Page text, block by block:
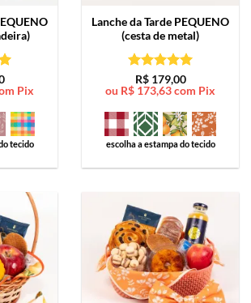
5
Pix
tecido
Lanche da Tarde PEQUENO
(cesta de metal)
Avaliação5
de 5
R$179,00
ou R$ 173,63com Pix
escolha a estampa do tecido